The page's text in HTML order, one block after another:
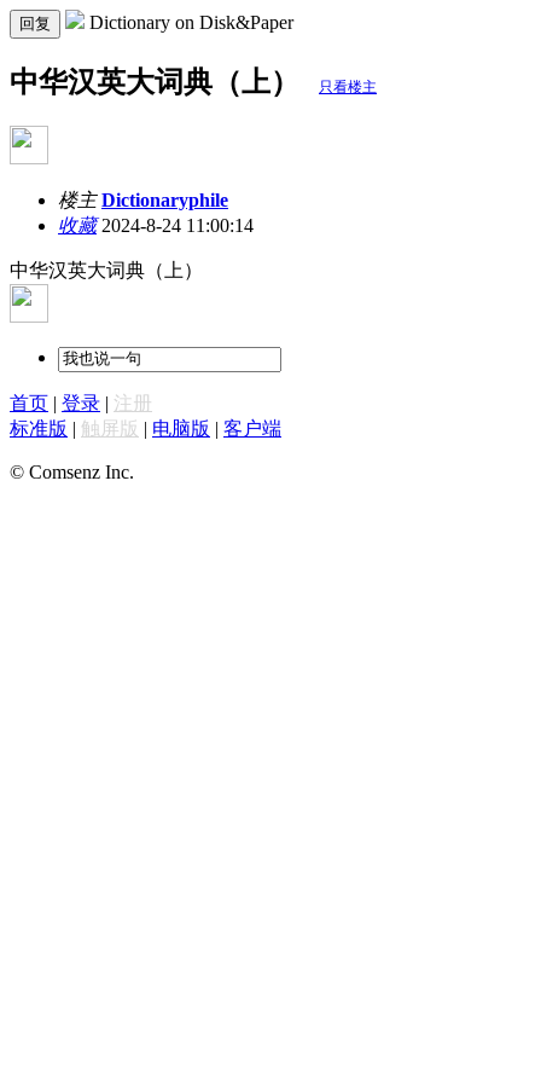
回复 Dictionary on Disk&Paper
中华汉英大词典（上） 只看楼主
楼主 Dictionaryphile
收藏2024-8-24 11:00:14
中华汉英大词典（上）
首页 | 登录 | 注册
标准版 | 触屏版 | 电脑版 | 客户端
© Comsenz Inc.